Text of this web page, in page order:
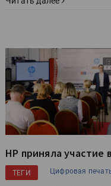
HP приняла участие
ТЕГИ Цифровая